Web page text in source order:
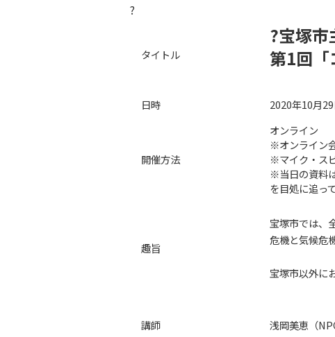
?
タイトル
?宝塚市
第1回「
日時 2020年10月
開催方法
オンライン
※オンライン
※マイク・ス
※当日の資料
を目処に追っ
趣旨
宝塚市では、
危機と気候危
宝塚市以外に
講師
浅岡美恵（